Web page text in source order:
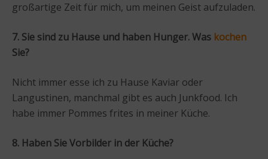
großartige Zeit für mich, um meinen Geist aufzuladen.
7. Sie sind zu Hause und haben Hunger. Was kochen
Sie?
Nicht immer esse ich zu Hause Kaviar oder
Langustinen, manchmal gibt es auch Junkfood. Ich
habe immer Pommes frites in meiner Küche.
8. Haben Sie Vorbilder in der Küche?